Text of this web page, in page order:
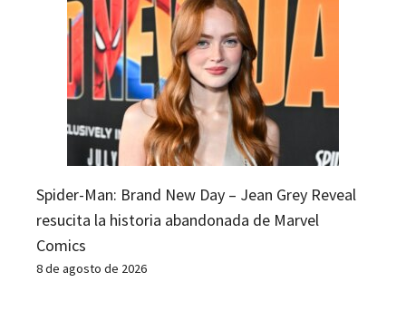
Spider-Man: Brand New Day – Jean Grey Reveal
resucita la historia abandonada de Marvel
Comics
8 de agosto de 2026